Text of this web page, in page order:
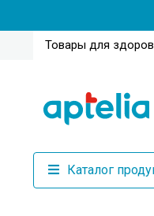
Товары для
Каталог